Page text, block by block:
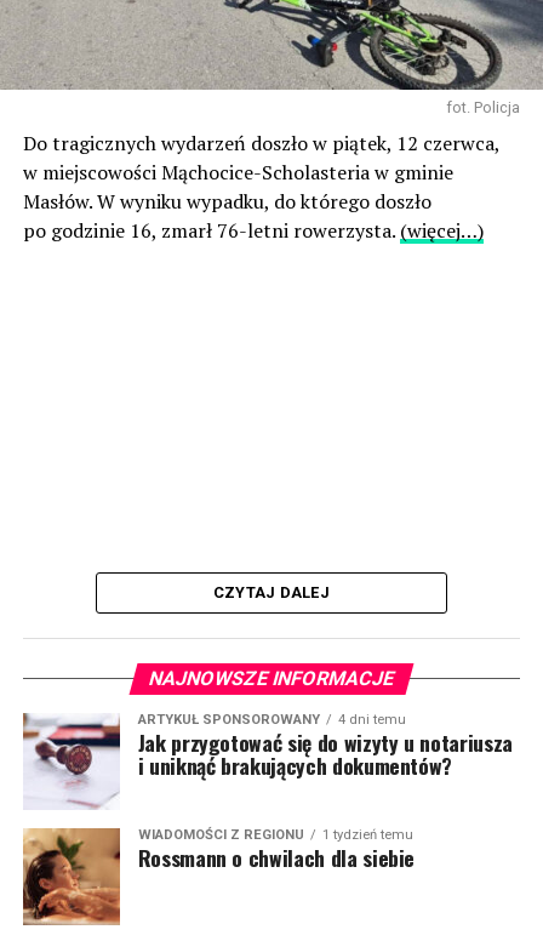
fot. Policja
Do tragicznych wydarzeń doszło w piątek, 12 czerwca,
w miejscowości Mąchocice-Scholasteria w gminie
Masłów. W wyniku wypadku, do którego doszło
po godzinie 16, zmarł 76-letni rowerzysta. (więcej…)
CZYTAJ DALEJ
NAJNOWSZE INFORMACJE
ARTYKUŁ SPONSOROWANY 4 dni temu
Jak przygotować się do wizyty u notariusza
i uniknąć brakujących dokumentów?
WIADOMOŚCI Z REGIONU 1 tydzień temu
Rossmann o chwilach dla siebie